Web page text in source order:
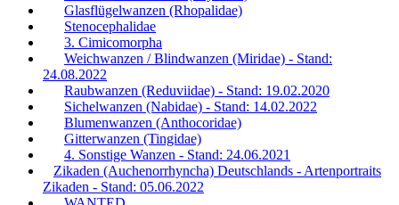
Glasflügelwanzen (Rhopalidae)
Stenocephalidae
3. Cimicomorpha
Weichwanzen / Blindwanzen (Miridae) - Stand:
24.08.2022
Raubwanzen (Reduviidae) - Stand: 19.02.2020
Sichelwanzen (Nabidae) - Stand: 14.02.2022
Blumenwanzen (Anthocoridae)
Gitterwanzen (Tingidae)
4. Sonstige Wanzen - Stand: 24.06.2021
Zikaden (Auchenorrhyncha) Deutschlands - Artenportraits
Zikaden - Stand: 05.06.2022